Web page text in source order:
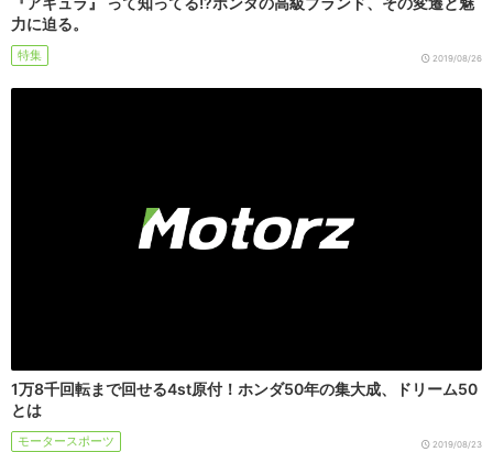
力に迫る。
特集 2019/08/26
1万8千回転まで回せる4st原付！ホンダ50年の集大成、ドリーム50
とは
モータースポーツ 2019/08/23